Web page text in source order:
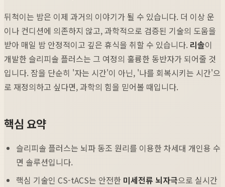
뒤척이는 밤은 이제 과거의 이야기가 될 수 있습니다. 더 이상 운
이나 컨디션에 의존하지 않고, 과학적으로 검증된 기술의 도움을
받아 매일 밤 안정적이고 깊은 휴식을 취할 수 있습니다. 리솔이
개발한 슬리피솔 플러스는 그 여정의 훌륭한 동반자가 되어줄 것
입니다. 잠을 단순히 '자는 시간'이 아닌, '나를 회복시키는 시간'으
로 재정의하고 싶다면, 과학의 힘을 믿어볼 때입니다.
핵심 요약
슬리피솔 플러스는 뇌파 동조 원리를 이용한 차세대 개인용 수
면 솔루션입니다.
핵심 기술인 CS-tACS는 안전한 미세전류 뇌자극으로 실시간